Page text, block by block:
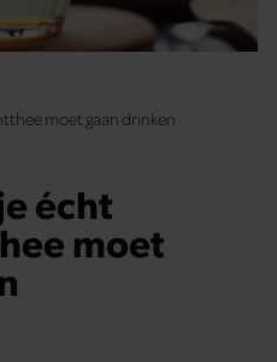
moet gaan drinken
écht
moet